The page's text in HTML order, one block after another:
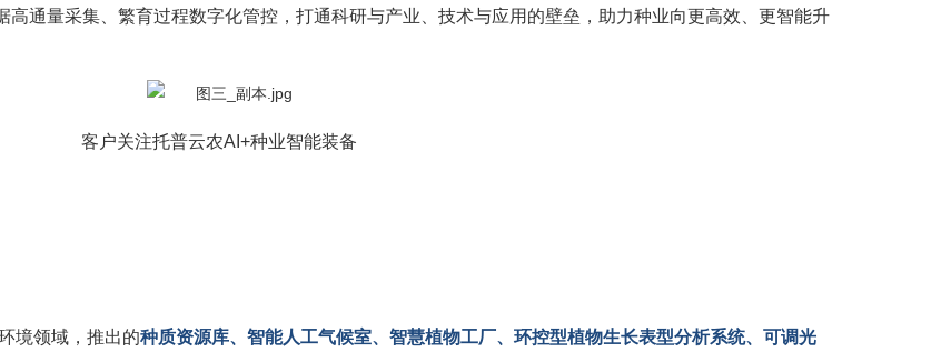
高通量采集、繁育过程数字化管控，打通科研与产业、技术与应用的壁垒，助力种业向更高效、更智能升
客户关注托普云农AI+种业智能装备
境领域，推出的种质资源库、智能人工气候室、智慧植物工厂、环控型植物生长表型分析系统、可调光